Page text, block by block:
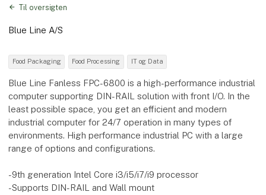
Til oversigten
Blue Line A/S
Food Packaging Food Processing IT og Data
Blue Line Fanless FPC-6800 is a high-performance industrial
computer supporting DIN-RAIL solution with front I/O. In the
least possible space, you get an efficient and modern
industrial computer for 24/7 operation in many types of
environments. High performance industrial PC with a large
range of options and configurations.
-9th generation Intel Core i3/i5/i7/i9 processor
-Supports DIN-RAIL and Wall mount